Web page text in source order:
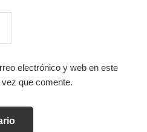
electrónico y web en este
que comente.